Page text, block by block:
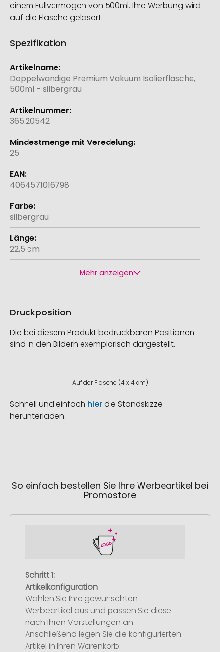
einem Füllvermögen von 500ml. Ihre Werbung wird
auf die Flasche gelasert.
Spezifikation
Weitere
Informationen
Doppelwandige Premium Vakuum Isolierflasche,
500ml - silbergrau
365.20542
25
4064571016798
silbergrau
22,5 cm
Mehr anzeigen
Druckposition
Die bei diesem Produkt bedruckbaren Positionen
sind in den Bildern exemplarisch dargestellt.
Auf der Flasche (4 x 4 cm)
Schnell und einfach hierdie Standskizze
herunterladen.
So einfach bestellen Sie Ihre Werbeartikel bei
Promostore
Schritt 1:
Artikelkonfiguration
Wählen Sie Ihre gewünschten
Werbeartikel aus und passen Sie diese
nach Ihren Vorstellungen an.
Anschließend legen Sie die konfigurierten
Artikel in Ihren Warenkorb.